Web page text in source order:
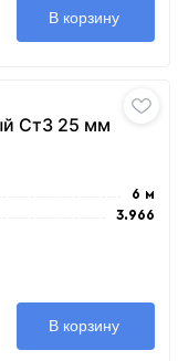
В корзину
Ст3 25 мм
6 м
3.966
В корзину